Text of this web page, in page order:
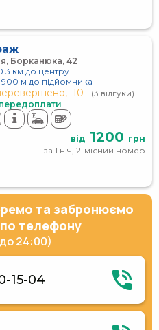
Борканюка, 42
км до центру
900 м до підйомника
10
(3 відгуки)
від 1200 грн
за 1 ніч, 2-місний номер
та забронюємо
телефону
24:00)
15-04